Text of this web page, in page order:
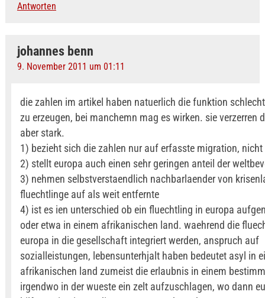
Antworten
johannes benn
9. November 2011 um 01:11
die zahlen im artikel haben natuerlich die funktion
zu erzeugen, bei manchemn mag es wirken. sie verzerren
aber stark.
1) bezieht sich die zahlen nur auf erfasste migration, nicht
2) stellt europa auch einen sehr geringen anteil der
3) nehmen selbstverstaendlich nachbarlaender von
fluechtlinge auf als weit entfernte
4) ist es ien unterschied ob ein fluechtling in europa
oder etwa in einem afrikanischen land. waehrend die
europa in die gesellschaft integriert werden, anspruch auf
sozialleistungen, lebensunterhjalt haben bedeutet asyl in
afrikanischen land zumeist die erlaubnis in einem
irgendwo in der wueste ein zelt aufzuschlagen, wo dann